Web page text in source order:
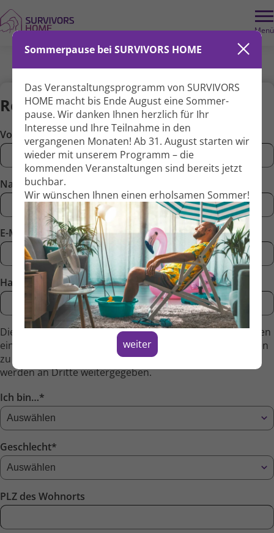
Menü
Sommerpause bei SURVIVORS HOME
Das Veranstaltungs­programm von SURVIVORS
HOME macht bis Ende August eine Sommer­
pause. Wir danken Ihnen herzlich für Ihr
Interesse und Ihre Teil­nahme in den
vergangenen Monaten! Ab 31. August starten wir
wieder mit unserem Programm – die
kommenden Veranstal­tungen sind bereits jetzt
buchbar.
Wir wünschen Ihnen einen erholsamen Sommer!
weiter
Registrierung
Vorname*
Nachname*
E-Mail*
Handynummer*
Die nachfolgenden Informa­tionen benötigen wir, um Ihnen
ein möglichst passendes Veranstaltungs­angebot anbieten
zu können. Keine dieser persön­lichen Informa­tionen
werden an Dritte weiter­gegeben.
Ich bin…*
Geschlecht*
PLZ des Wohnorts